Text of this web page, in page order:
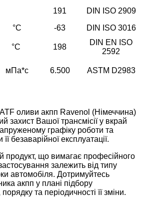
191
DIN ISO 2909
°С -63
DIN ISO 3016
°С 198
DIN EN ISO
2592
мПа*с 6.500 ASTM D2983
ATF оливи акпп Ravenol (Німеччина)
захист Вашої трансмісії у вкрай
графіку роботи та
безаварійної експлуатації.
продукт, що вимагає професійного
залежить від типу
автомобіля. Дотримуйтесь
акпп у плані підбору
та періодичності її зміни.